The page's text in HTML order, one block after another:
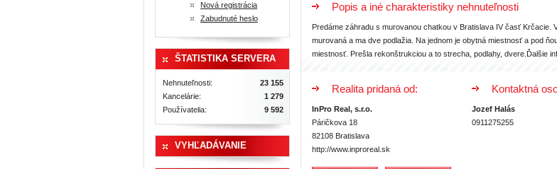
Nová registrácia
Zabudnuté heslo
ŠTATISTIKA SERVERA
Nehnuteľnosti:
23 155
Kancelárie:
1 279
Používatelia:
9 592
VYHĽADÁVANIE
Popis a iné charakteristiky nehnuteľnosti
Predáme záhradu s murovanou chatkou v Bratislava IV časť Krčacie.
murovaná a ma dve podlažia. Na jednom je obytná miestnosť a pod
miestnosť. Prešla rekonštrukciou a to strecha, podlahy, dvere.Ďalšie
Realita pridaná od:
InPro Real, s.r.o.
Páričkova 18
82108 Bratislava
http://www.inproreal.sk
Kontaktná
Jozef Halás
0911275255